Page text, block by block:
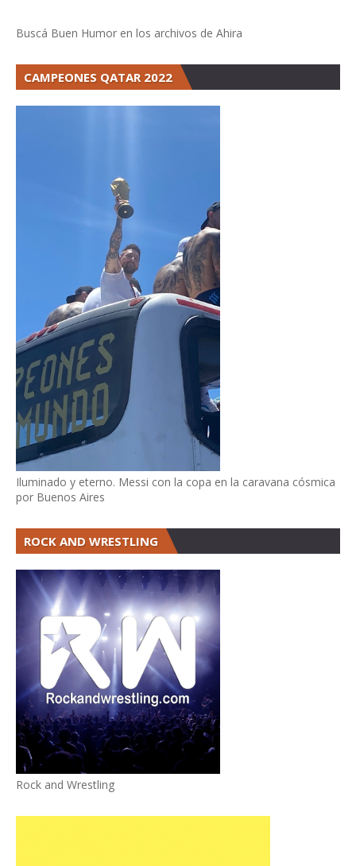
Buscá Buen Humor en los archivos de Ahira
CAMPEONES QATAR 2022
Iluminado y eterno. Messi con la copa en la caravana cósmica
por Buenos Aires
ROCK AND WRESTLING
Rock and Wrestling